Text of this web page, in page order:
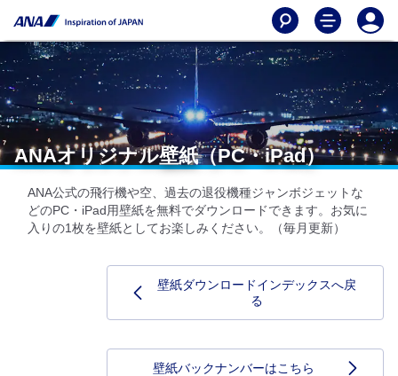
ANAオリジナル壁紙（PC・iPad）
ANA公式の飛行機や空、過去の退役機種ジャンボジェットな
どのPC・iPad用壁紙を無料でダウンロードできます。お気に
入りの1枚を壁紙としてお楽しみください。（毎月更新）
壁紙ダウンロードインデックスへ戻
る
壁紙バックナンバーはこちら